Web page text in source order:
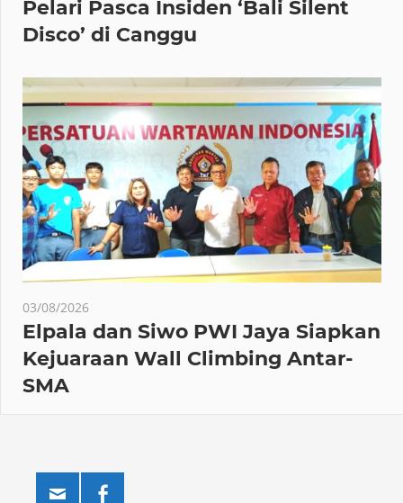
Pelari Pasca Insiden ‘Bali Silent
Disco’ di Canggu
03/08/2026
Elpala dan Siwo PWI Jaya Siapkan
Kejuaraan Wall Climbing Antar-
SMA